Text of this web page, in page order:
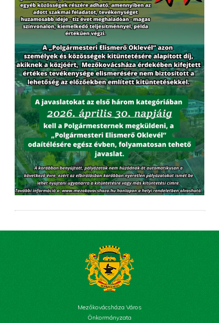
Mezőkovácsháza Város
Önkormányzata